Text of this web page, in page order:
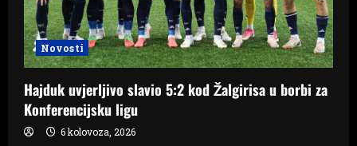
Novosti
Hajduk uvjerljivo slavio 5:2 kod Žalgirisa u borbi za
Konferencijsku ligu
6 kolovoza, 2026